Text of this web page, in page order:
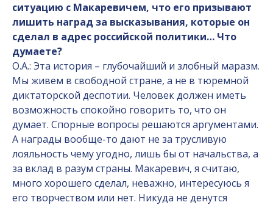
ситуацию с Макаревичем, что его призывают
лишить наград за высказывания, которые он
сделал в адрес российской политики… Что
думаете?
О.А.: Эта история – глубочайший и злобный маразм.
Мы живем в свободной стране, а не в тюремной
диктаторской деспотии. Человек должен иметь
возможность спокойно говорить то, что он
думает. Спорные вопросы решаются аргументами.
А награды вообще-то дают не за трусливую
лояльность чему угодно, лишь бы от начальства, а
за вклад в разум страны. Макаревич, я считаю,
много хорошего сделал, неважно, интересуюсь я
его творчеством или нет. Никуда не денутся